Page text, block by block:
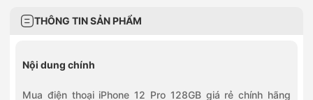
THÔNG TIN SẢN PHẨM
Nội dung chính
Mua điện thoại iPhone 12 Pro 128GB giá rẻ chính hãng